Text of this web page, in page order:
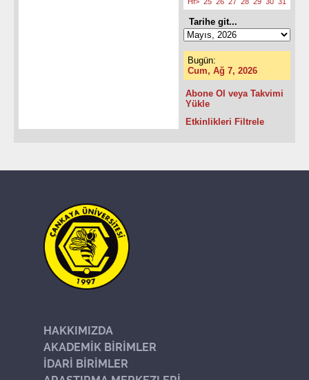
Tarihe git...
Bugün:
Cum, Ağ 7, 2026
Abone Ol veya Takvimi
Yükle
Etkinlikleri Filtrele
HAKKIMIZDA
AKADEMİK BİRİMLER
İDARİ BİRİMLER